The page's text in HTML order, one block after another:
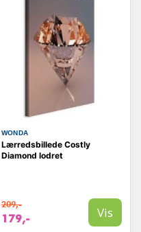
WONDA
Lærredsbillede Costly
Diamond lodret
209,-
179,- Vis